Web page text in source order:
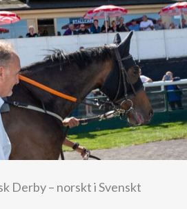
Derby – norskt i Svenskt